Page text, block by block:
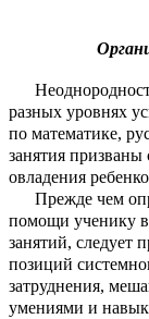
Неоднородность
разных уровнях
по математике,
занятия призваны
овладения
Прежде чем
помощи ученику
занятий, следует
позиций
затруднения,
умениями и